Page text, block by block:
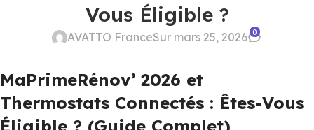
Vous Éligible ?
AVATTO FranceSur mars 25, 2026 0
MaPrimeRénov’ 2026 et
Thermostats Connectés : Êtes-Vous
Éligible ? (Guide Complet)